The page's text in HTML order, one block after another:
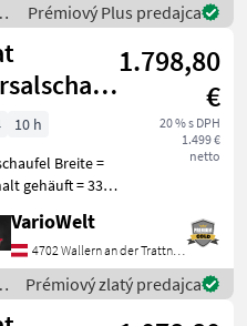
Prémiový Plus predajca
1.798,80
€
20 % s DPH
1.499 €
netto
10 h
Breite =
gehäuft = 330l
nakladač
VarioWelt
4702 Wallern an der Trattnach
Prémiový zlatý predajca